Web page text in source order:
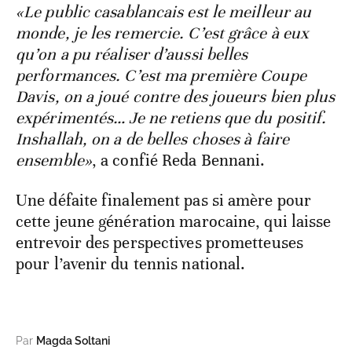
«Le public casablancais est le meilleur au
monde, je les remercie. C’est grâce à eux
qu’on a pu réaliser d’aussi belles
performances. C’est ma première Coupe
Davis, on a joué contre des joueurs bien plus
expérimentés… Je ne retiens que du positif.
Inshallah, on a de belles choses à faire
ensemble», a confié Reda Bennani.
Une défaite finalement pas si amère pour
cette jeune génération marocaine, qui laisse
entrevoir des perspectives prometteuses
pour l’avenir du tennis national.
Par Magda Soltani